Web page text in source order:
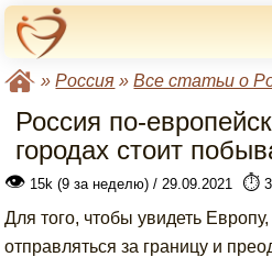
»Россия »Все статьи о
Россия по-
городах стоит
👁 15k (9 за неделю) / 29.09.2021 ⏱️
Для того, чтобы увидеть
отправляться за границу и